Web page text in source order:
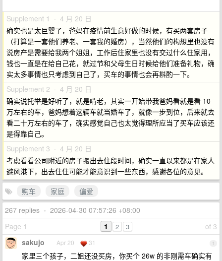
Supplement 1 · 4 月 20 日
确实也是太巨婴了，爸妈在疫情前生意好做的时候，有买两套房子
（打算是一套他们养老、一套我的婚房），当然他们的构想里也没有
说房产是需要给我两个姐姐，工作后住家里也没有交过什么住家用，
钱也一直是在给自己花，就过节和父母生日时候给他们准备礼物，确
实太多事情也只考虑到自己了，买车的事情也会再斟酌一下。
Supplement 2 · 4 月 20 日
确实说托举是好听了，就是啃老，其实一开始带我爸妈看就是看 10
万左右的车，爸妈想着这辆车就当婚车了，就像一步到位，后来就去
看二十万左右的车了，确实感觉自己也太觉得理所应当了买车应该还
是得靠自己。
Supplement 3 · 4 月 20 日
考虑看看公司附近的房子搬出去住段时间，确实一直以来都是在家人
避风港下，出去住住可能才能意识到一些东西，感谢各位的意见。
购车
家庭
偏爱
267 replies • 2026-04-30 07:57:26 +08:00
Page 1
of 3
1 2 3
1
sakujo Apr 20 31
家里三个孩子，二姐还没买房，你买个 26w 的非刚需车确实有